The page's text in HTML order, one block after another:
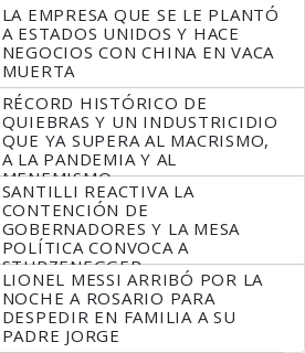
LA EMPRESA QUE SE LE PLANTÓ
A ESTADOS UNIDOS Y HACE
NEGOCIOS CON CHINA EN VACA
MUERTA
RÉCORD HISTÓRICO DE
QUIEBRAS Y UN INDUSTRICIDIO
QUE YA SUPERA AL MACRISMO,
A LA PANDEMIA Y AL
MENEMISMO
SANTILLI REACTIVA LA
CONTENCIÓN DE
GOBERNADORES Y LA MESA
POLÍTICA CONVOCA A
STURZENEGGER
LIONEL MESSI ARRIBÓ POR LA
NOCHE A ROSARIO PARA
DESPEDIR EN FAMILIA A SU
PADRE JORGE